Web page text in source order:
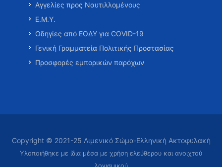
Αγγελίες προς Ναυτιλλομένους
Ε.Μ.Υ.
Οδηγίες από ΕΟΔΥ για COVID-19
Γενική Γραμματεία Πολιτικής Προστασίας
Προσφορές εμπορικών παρόχων
Copyright © 2021-25 Λιμενικό Σώμα-Ελληνική Ακτοφυλακή
Υλοποιήθηκε με ίδια μέσα με χρήση ελεύθερου και ανοιχτού